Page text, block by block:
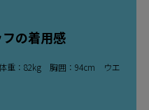
の着用感
重：82kg 胸囲：94cm ウエ